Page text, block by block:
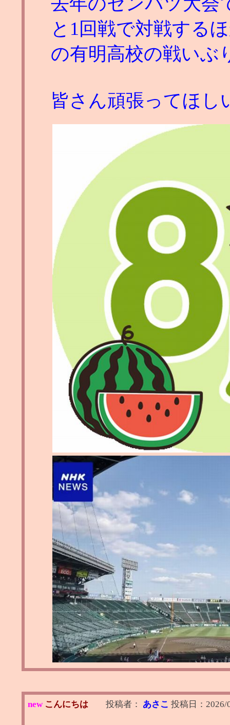
と1回戦で対戦する
の有明高校の戦いぶ
皆さん頑張ってほし
new こんにちは 投稿者： あさこ 投稿日： 2026/